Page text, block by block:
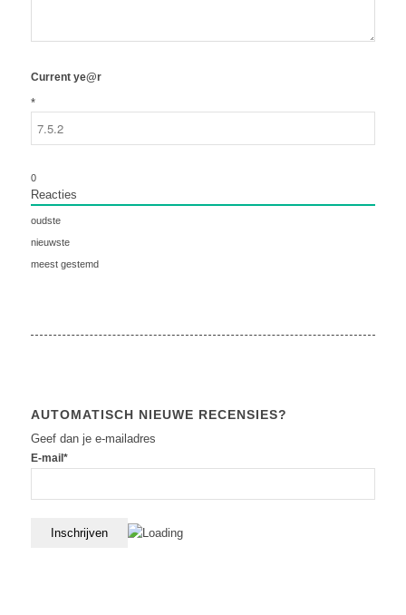
Current ye@r
*
0
Reacties
oudste
nieuwste
meest gestemd
AUTOMATISCH NIEUWE RECENSIES?
Geef dan je e-mailadres
E-mail*